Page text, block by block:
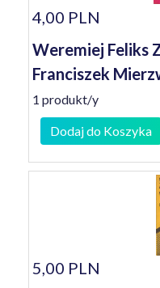
4,00 PLN
Weremiej Feliks
Franciszek
1 produkt/y
Dodaj do Koszyka
5,00 PLN